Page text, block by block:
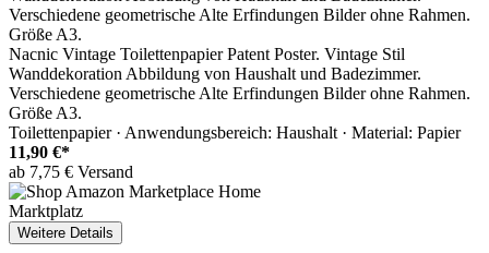
Nacnic Vintage Toilettenpapier Patent Poster. Vintage Stil
Wanddekoration Abbildung von Haushalt und Badezimmer.
Verschiedene geometrische Alte Erfindungen Bilder ohne Rahmen.
Größe A3.
Toilettenpapier · Anwendungsbereich: Haushalt · Material: Papier
11,90 €*
ab 7,75 € Versand
Marktplatz
Weitere Details